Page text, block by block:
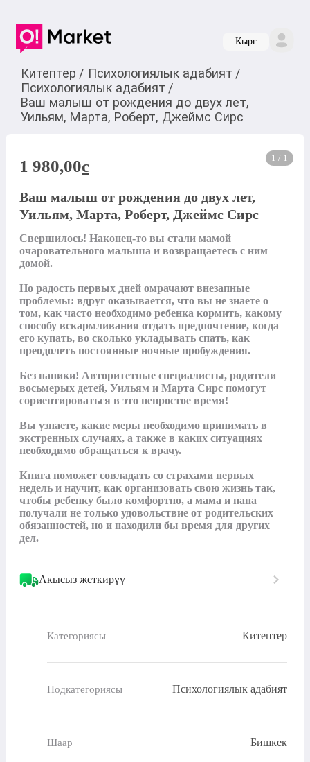
Кырг
Китептер / Психологиялык адабият /
Психологиялык адабият /
Ваш малыш от рождения до двух лет,
Уильям, Марта, Роберт, Джеймс Сирс
1 / 1
1 980,00c
Ваш малыш от рождения до двух лет,
Уильям, Марта, Роберт, Джеймс Сирс
Свершилось! Наконец-то вы стали мамой
очаровательного малыша и возвращаетесь с ним
домой.
Но радость первых дней омрачают внезапные
проблемы: вдруг оказывается, что вы не знаете о
том, как часто необходимо ребенка кормить, какому
способу вскармливания отдать предпочтение, когда
его купать, во сколько укладывать спать, как
преодолеть постоянные ночные пробуждения.
Без паники! Авторитетные специалисты, родители
восьмерых детей, Уильям и Марта Сирс помогут
сориентироваться в это непростое время!
Вы узнаете, какие меры необходимо принимать в
экстренных случаях, а также в каких ситуациях
необходимо обращаться к врачу.
Книга поможет совладать со страхами первых
недель и научит, как организовать свою жизнь так,
чтобы ребенку было комфортно, а мама и папа
получали не только удовольствие от родительских
обязанностей, но и находили бы время для других
дел.
Акысыз жеткирүү
Категориясы Китептер
Подкатегориясы Психологиялык адабият
Шаар Бишкек